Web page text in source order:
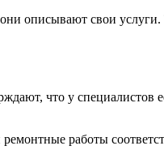
описывают свои
что у специалистов
работы